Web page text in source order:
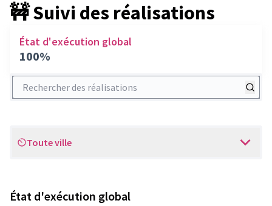
🚧 Suivi des réalisations
État d'exécution global
100%
Rechercher des réalisations
Scope
Toute ville
État d'exécution global